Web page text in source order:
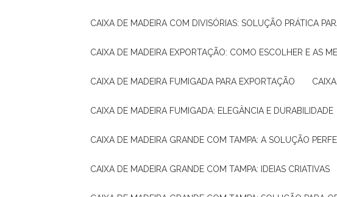
CAIXA DE MADEIRA COM DIVISÓRIAS: SOLUÇÃO PRÁTICA
CAIXA DE MADEIRA EXPORTAÇÃO: COMO ESCOLHER E AS
CAIXA DE MADEIRA FUMIGADA PARA EXPORTAÇÃO
CAIXA DE MADEIRA FUMIGADA: ELEGÂNCIA E DURABILIDADE
CAIXA DE MADEIRA GRANDE COM TAMPA: A SOLUÇÃO
CAIXA DE MADEIRA GRANDE COM TAMPA: IDEIAS CRIATIVAS